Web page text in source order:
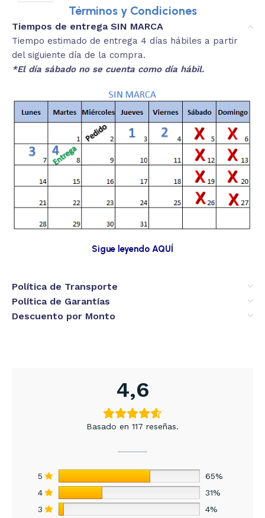
Términos y Condiciones
Tiempos de entrega SIN MARCA
Tiempo estimado de entrega 4 días hábiles a partir
del siguiente día de la compra.
*El día sábado no se cuenta como día hábil.
Sigue leyendo AQUÍ
Política de Transporte
Política de Garantías
Descuento por Monto
4,6
Basado en 117 reseñas.
5
65%
4
31%
3
4%